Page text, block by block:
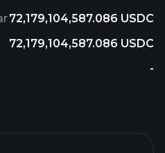
72,179,104,587.086 USDC
72,179,104,587.086 USDC
-